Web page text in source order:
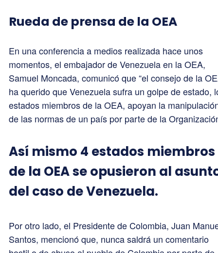
Rueda de prensa de la OEA
En una conferencia a medios realizada hace unos
momentos, el embajador de Venezuela en la OEA,
Samuel Moncada, comunicó que “el consejo de la
ha querido que Venezuela sufra un golpe de estado,
estados miembros de la OEA, apoyan la
de las normas de un país por parte de la
Así mismo 4 estados miembros
de la OEA se opusieron al
del caso de Venezuela.
Por otro lado, el Presidente de Colombia, Juan
Santos, mencionó que, nunca saldrá un comentario